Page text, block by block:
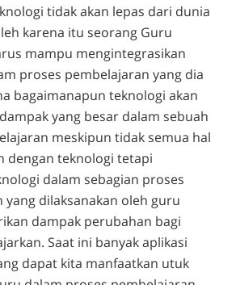
tidak akan lepas dari dunia
karena itu seorang Guru
mampu mengintegrasikan
proses pembelajaran yang dia
bagaimanapun teknologi akan
yang besar dalam sebuah
meskipun tidak semua hal
dengan teknologi tetapi
dalam sebagian proses
yang dilaksanakan oleh guru
dampak perubahan bagi
Saat ini banyak aplikasi
dapat kita manfaatkan utuk